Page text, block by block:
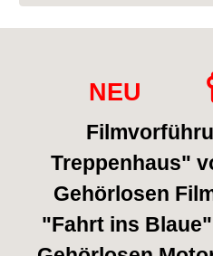
NEU
Treppenhaus"
Gehörlosen
"Fahrt ins